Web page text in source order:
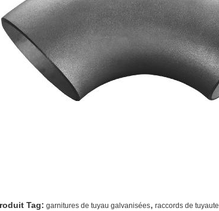
Tag: garnitures de tuyau galvanisées, raccords de